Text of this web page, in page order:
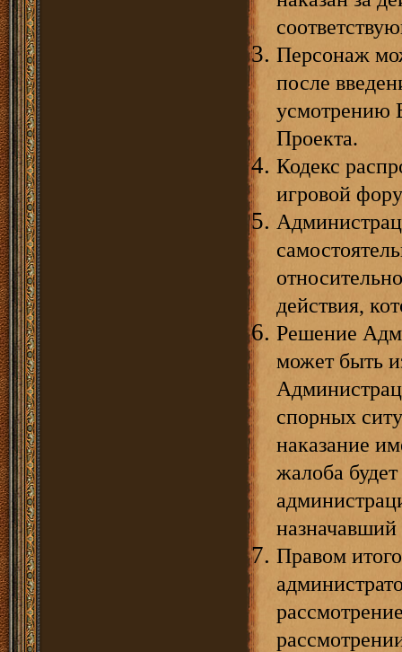
Персонаж
после
усмотрению
Проекта.
Кодекс
игровой
действия,
Решение
может быть
спорных
наказание
жалоба
назначавший
Правом